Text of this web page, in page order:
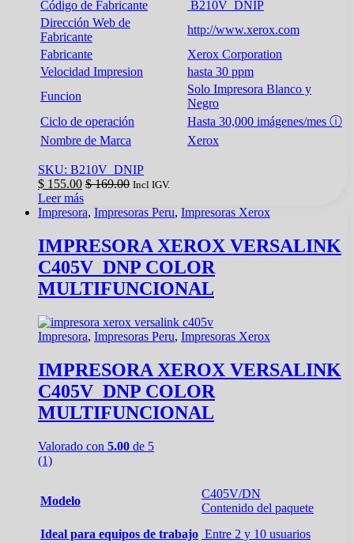
Código de Fabricante
B210V_DNIP
Dirección Web de
Fabricante
http://www.xerox.com
Fabricante
Xerox Corporation
Velocidad Impresion
hasta 30 ppm
Funcion
Solo Impresora Blanco y
Negro
Ciclo de operación
Hasta 30,000 imágenes/mes ⓘ
Nombre de Marca
Xerox
SKU: B210V_DNIP
$ 155.00 $169.00 Incl IGV.
Leer más
Impresora, Impresoras Peru, Impresoras Xerox
IMPRESORA XEROX VERSALINK
C405V_DNP COLOR
MULTIFUNCIONAL
Impresora, Impresoras Peru, Impresoras Xerox
IMPRESORA XEROX VERSALINK
C405V_DNP COLOR
MULTIFUNCIONAL
Valorado con 5.00 de 5
(1)
Modelo
C405V/DN
Contenido del paquete
Ideal para equipos de trabajo Entre 2 y 10 usuarios